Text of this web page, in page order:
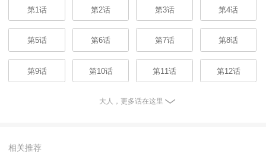
第1话 第2话 第3话 第4话
第5话 第6话 第7话 第8话
第9话 第10话 第11话 第12话
大人，更多话在这里
相关推荐